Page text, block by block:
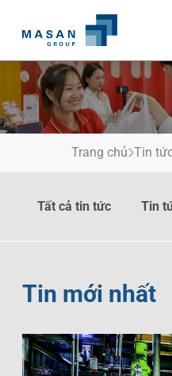
Skip
content
Trang Chủ
Con Người Masan
Phát Triển Bền Vững
Môi Trường
Tin Tức Masan
Quan Hệ Truyền Thông
Trang chủ Tin
Tất cả tin tức Tin
Tin mới nhất